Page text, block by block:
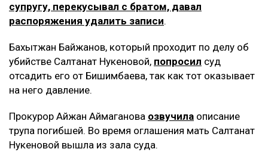
супругу, перекусывал с братом, давал
распоряжения удалить записи.
Бахытжан Байжанов, который проходит по делу об
убийстве Салтанат Нукеновой, попросил суд
отсадить его от Бишимбаева, так как тот оказывает
на него давление.
Прокурор Айжан Аймаганова озвучила описание
трупа погибшей. Во время оглашения мать Салтанат
Нукеновой вышла из зала суда.